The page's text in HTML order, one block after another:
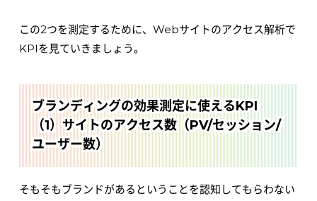
この2つを測定するために、Webサイトのアクセス解析で
KPIを見ていきましょう。
ブランディングの効果測定に使えるKPI
（1）サイトのアクセス数（PV/セッション/
ユーザー数）
そもそもブランドがあるということを認知してもらわない